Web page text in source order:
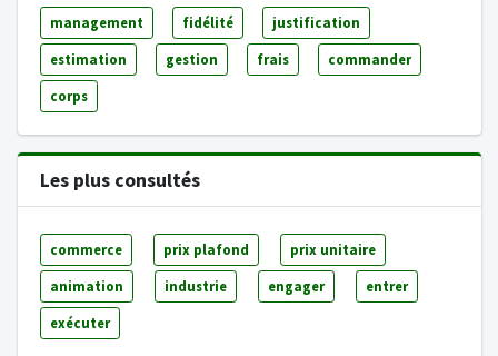
management fidélité justification
estimation gestion frais commander
corps
Les plus consultés
commerce prix plafond prix unitaire
animation industrie engager entrer
exécuter